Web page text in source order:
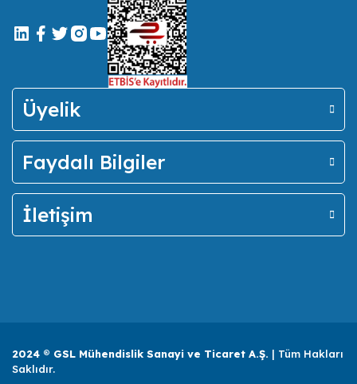
Üyelik
Faydalı Bilgiler
İletişim
2024 ® GSL Mühendislik Sanayi ve Ticaret A.Ş. | Tüm Hakları
Saklıdır.